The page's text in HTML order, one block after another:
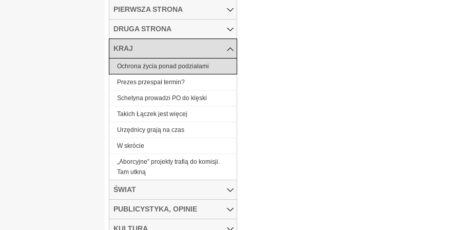
PIERWSZA STRONA
DRUGA STRONA
KRAJ
Ochrona życia ponad podziałami
Prezes przespał termin?
Schetyna prowadzi PO do klęski
Takich Łączek jest więcej
Urzędnicy grają na czas
W skrócie
„Aborcyjne” projekty trafią do komisji.
Tam utkną
ŚWIAT
PUBLICYSTYKA, OPINIE
KULTURA